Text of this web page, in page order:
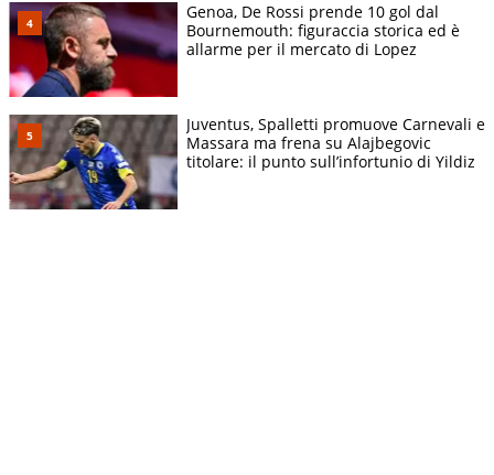
Genoa, De Rossi prende 10 gol dal
Bournemouth: figuraccia storica ed è
allarme per il mercato di Lopez
Juventus, Spalletti promuove Carnevali e
Massara ma frena su Alajbegovic
titolare: il punto sull’infortunio di Yildiz